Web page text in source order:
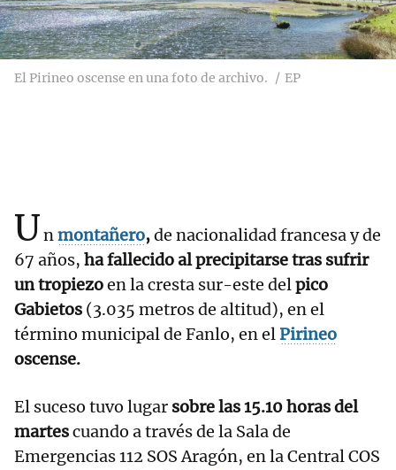
El Pirineo oscense en una foto de archivo. EP
Unmontañero,de nacionalidad francesa y de
67 años, ha fallecido al precipitarse tras sufrir
un tropiezoen la cresta sur-este delpico
Gabietos (3.035 metros de altitud), en el
término municipal de Fanlo, en elPirineo
oscense.
El suceso tuvo lugar sobre las 15.10 horas del
martescuando a través de la Sala de
Emergencias 112 SOS Aragón, en la Central COS